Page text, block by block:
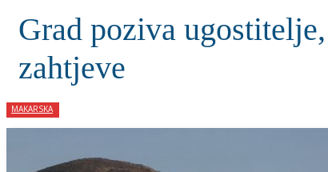
Grad poziva
zahtjeve
MAKARSKA